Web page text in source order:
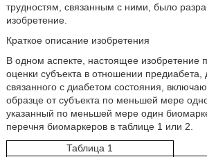
трудностям, связанным с ними, было
изобретение.
Краткое описание изобретения
В одном аспекте, настоящее изобретение
оценки субъекта в отношении предиабета,
связанного с диабетом состояния,
образце от субъекта по меньшей мере
указанный по меньшей мере один
перечня биомаркеров в таблице 1 или 2.
Таблица 1